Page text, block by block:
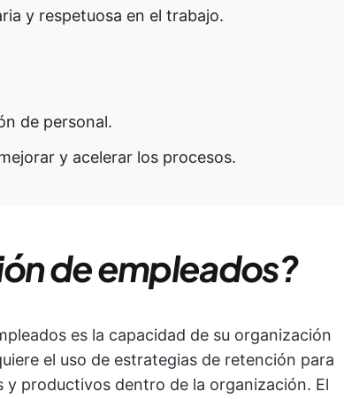
y respetuosa en el trabajo.
de personal.
y acelerar los procesos.
de empleados?
es la capacidad de su organización
el uso de estrategias de retención para
productivos dentro de la organización. El